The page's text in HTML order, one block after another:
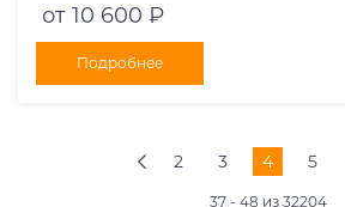
10002+11118+11118
от 10 600 ₽
Подробнее
2 3 4 5
37 - 48 из 32204